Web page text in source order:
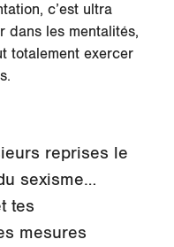
c’est ultra
dans les mentalités,
totalement exercer
reprises le
sexisme…
tes
mesures